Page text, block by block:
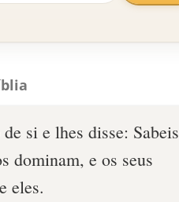
si e lhes disse: Sabeis
dominam, e os seus
eles.